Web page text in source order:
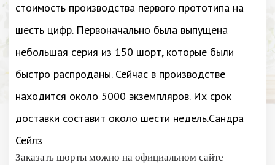
стоимость производства первого прототипа на
шесть цифр. Первоначально была выпущена
небольшая серия из 150 шорт, которые были
быстро распроданы. Сейчас в производстве
находится около 5000 экземпляров. Их срок
доставки составит около шести недель.Сандра
Сейлз
Заказать шорты можно на официальном сайте